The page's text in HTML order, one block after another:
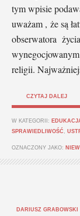
tym wpisie
uważam , że są
obserwatora
religii.
CZYTAJ DALEJ
W KATEGORII:
SPRAWIEDLIWOŚĆ
OZNACZONY JAKO:
DARIUSZ GRABOWSKI